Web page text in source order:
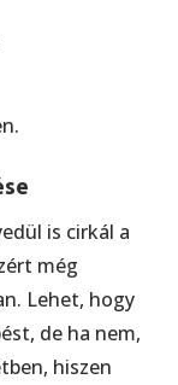
is cirkál a
még
Lehet, hogy
de ha nem,
hiszen